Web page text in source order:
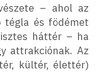
– ahol az
és födémet
háttér – ha
attrakciónak. Az
kültér, élettér)